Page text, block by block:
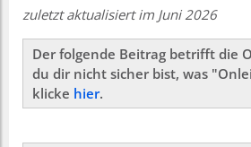
zuletzt aktualisiert im Juni 2026
Der folgende Beitrag betrifft die
du dir nicht sicher bist, was
klicke hier.